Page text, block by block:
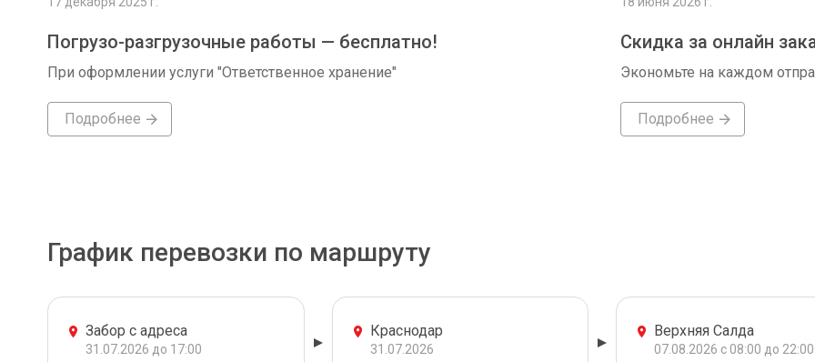
Погрузо-разгрузочные работы — бесплатно!
При оформлении услуги "Ответственное хранение"
Подробнее
Скидка за онлайн
Экономьте на каждом
Подробнее
График перевозки по маршруту
Забор с адреса
31.07.2026 до 17:00
Краснодар
31.07.2026
Верхняя Салда
07.08.2026 с 08:00 до 22:00